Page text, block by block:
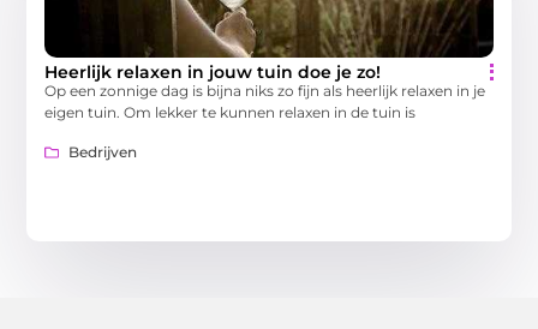
Heerlijk relaxen in jouw tuin doe je zo!
Op een zonnige dag is bijna niks zo fijn als heerlijk relaxen in je
eigen tuin. Om lekker te kunnen relaxen in de tuin is
Bedrijven